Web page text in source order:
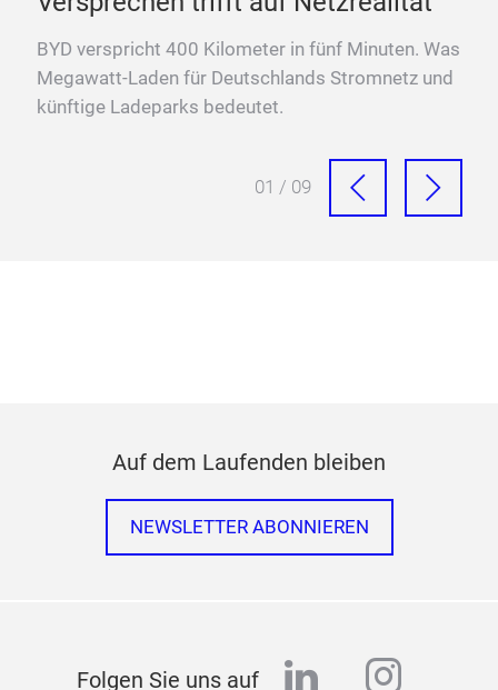
BYD verspricht 400 Kilometer in fünf Minuten. Was
Megawatt-Laden für Deutschlands Stromnetz und
künftige Ladeparks bedeutet.
01 / 09
Auf dem Laufenden bleiben
NEWSLETTER ABONNIEREN
Folgen Sie uns auf linkedin